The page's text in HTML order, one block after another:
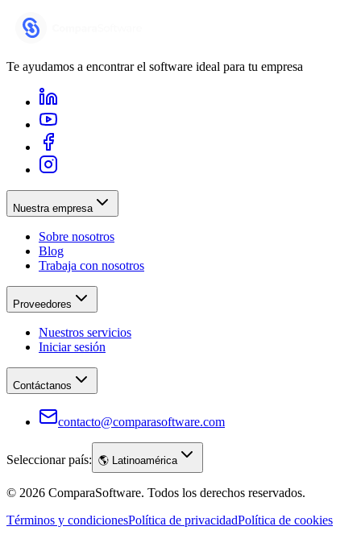
Te ayudamos a encontrar el software ideal para tu empresa
Nuestra empresa
Sobre nosotros
Blog
Trabaja con nosotros
Proveedores
Nuestros servicios
Iniciar sesión
Contáctanos
contacto@comparasoftware.com
Seleccionar país: 🌎 Latinoamérica
© 2026 ComparaSoftware. Todos los derechos reservados.
Términos y condicionesPolítica de privacidadPolítica de cookies